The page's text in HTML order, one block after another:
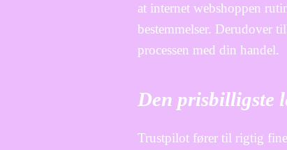
at internet webshoppen
bestemmelser. Derudover
processen med din handel.
Den prisbilligste
Trustpilot fører til rigtig